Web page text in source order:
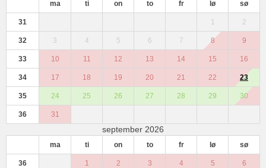
ma ti on to fr lø sø
31 1 2
32 3 4 5 6 7 8 9
33 10 11 12 13 14 15 16
34 17 18 19 20 21 22 23
35 24 25 26 27 28 29 30
36 31
september 2026
ma ti on to fr lø sø
36 1 2 3 4 5 6